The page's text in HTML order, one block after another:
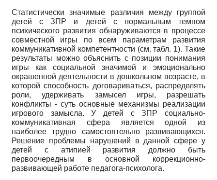
Статистически значимые различия между группой
детей с ЗПР и детей с нормальным темпом
психического развития обнаруживаются в процессе
совместной игры по всем параметрам развития
коммуникативной компетентности (см. табл. 1). Такие
результаты можно объяснить с позиции понимания
игры как социальной значимой и эмоционально
окрашенной деятельности в дошкольном возрасте, в
которой способность договариваться, распределять
роли, удерживать замысел игры, разрешать
конфликты - суть основные механизмы реализации
игрового замысла. У детей с ЗПР социально-
коммуникативная сфера является одной из
наиболее трудно самостоятельно развивающихся.
Решение проблемы нарушений в данной сфере у
детей с атипией развития должно быть
первоочередным в основной коррекционно-
развивающей работе педагога-психолога.